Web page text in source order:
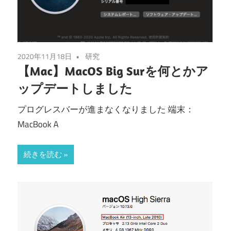
2020年11月18日 研究
【Mac】MacOS Big Surを何とかア
ップデートしました
プログレスバーが進まなくなりました 端末：
MacBook A
続きを読む